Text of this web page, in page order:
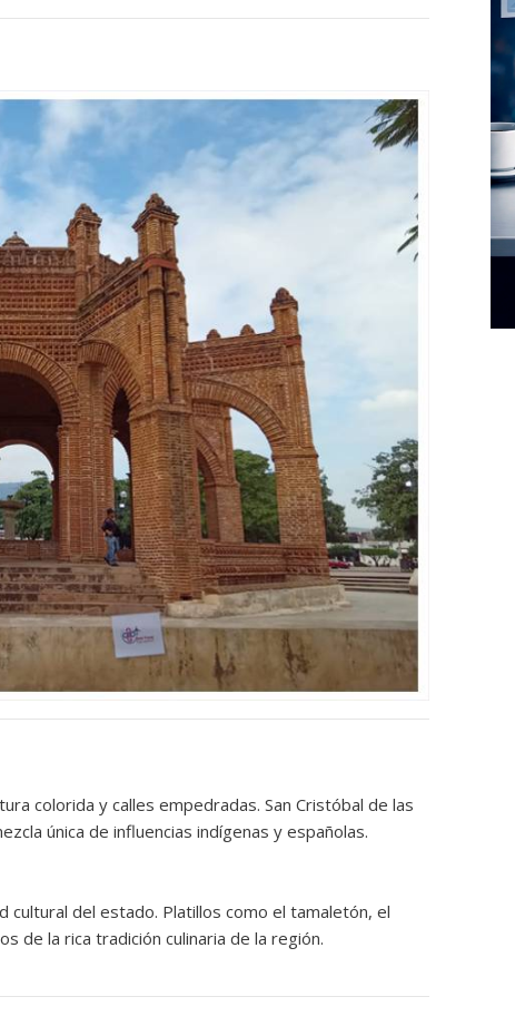
colorida y calles empedradas. San Cristóbal de las
única de influencias indígenas y españolas.
cultural del estado. Platillos como el tamaletón, el
de la rica tradición culinaria de la región.